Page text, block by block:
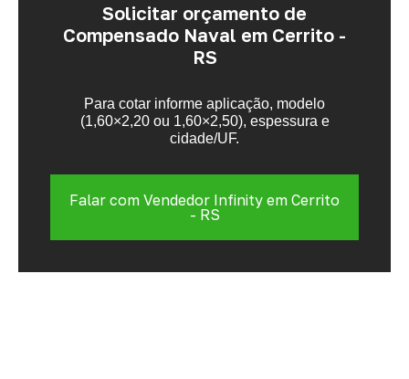
Solicitar orçamento de
Compensado Naval em Cerrito -
RS
Para cotar informe aplicação, modelo
(1,60×2,20 ou 1,60×2,50), espessura e
cidade/UF.
Falar com Vendedor Infinity em Cerrito
- RS